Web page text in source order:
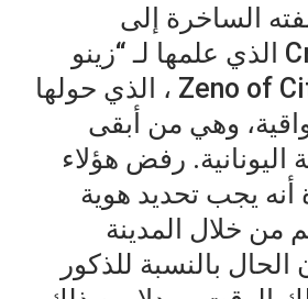
الساخرة إلى
“كراتس” Crates الذي علمها لـ “زينو
السيتيوم” Zeno of Citium ، الذي حولها
وهي من أبقى
رفض هؤلاء
أنه يجب تحديد هوية
من خلال المدينة
الحال بالنسبة للذكور